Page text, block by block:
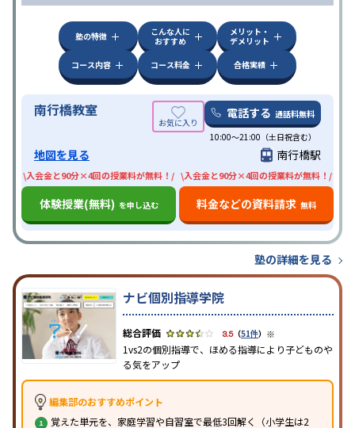
塾の特徴
こんな人に
おすすめ
メリット・
デメリット
コース内容
コース料金 合格実績
南行橋教室 電話する 通話料無料
10:00〜21:00（土日祝含む）
地図を見る 南行橋駅
\入会金と90分×4回の授業料が無料！/
体験授業(無料) を申し込む
\入会金と90分×4回の授業料が無料！/
料金などの資料請求 無料
塾の詳細を見る
ナビ個別指導学院
3.5（51件） ※
1vs2の個別指導で、ほめる指導により子どものや
る気をアップ
編集部のおすすめポイント
覚えた単元を、家庭学習や自習室で最低3回解く（小学生は2